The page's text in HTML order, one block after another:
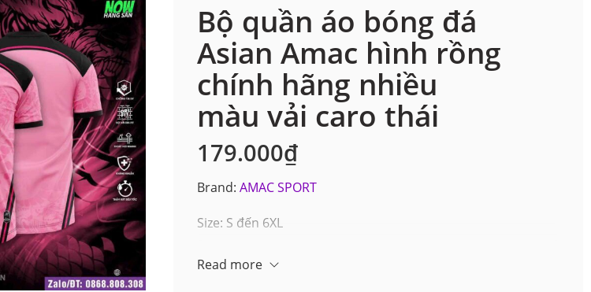
Bộ quần áo bóng đá
Asian Amac hình rồng
chính hãng nhiều
màu vải caro thái
179.000₫
Brand: AMAC SPORT
Size: S đến 6XL
Read more